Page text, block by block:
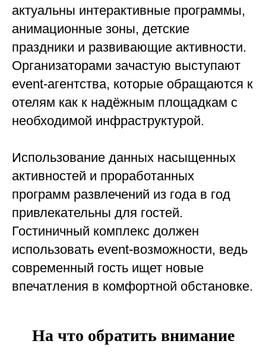
актуальны интерактивные программы,
анимационные зоны, детские
праздники и развивающие активности.
Организаторами зачастую выступают
event-агентства, которые обращаются к
отелям как к надёжным площадкам с
необходимой инфраструктурой.
Использование данных насыщенных
активностей и проработанных
программ развлечений из года в год
привлекательны для гостей.
Гостиничный комплекс должен
использовать event-возможности, ведь
современный гость ищет новые
впечатления в комфортной обстановке.
На что обратить внимание